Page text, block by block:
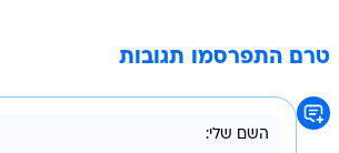
טרם התפרסמו תגובות